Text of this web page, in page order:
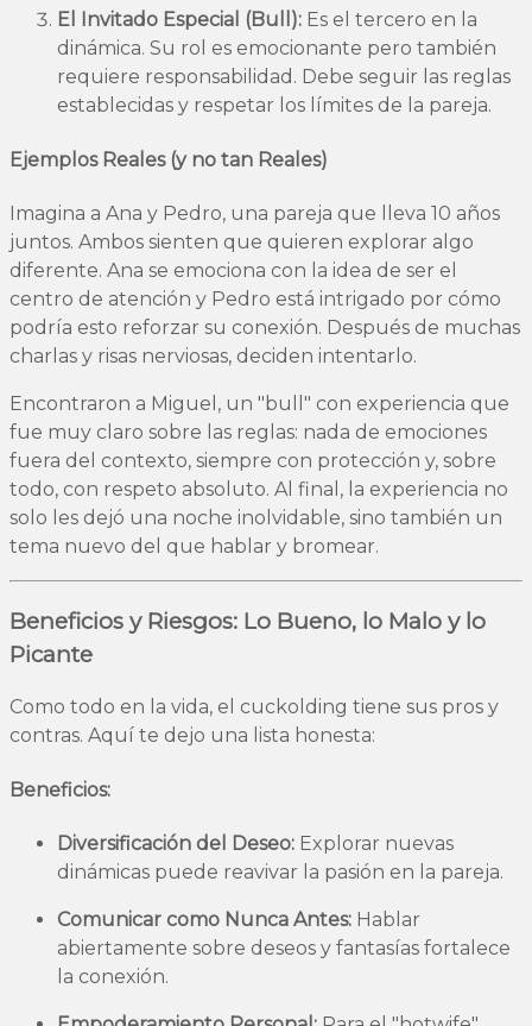
El Invitado Especial (Bull): Es el tercero en la
dinámica. Su rol es emocionante pero también
requiere responsabilidad. Debe seguir las reglas
establecidas y respetar los límites de la pareja.
Ejemplos Reales (y no tan Reales)
Imagina a Ana y Pedro, una pareja que lleva 10 años
juntos. Ambos sienten que quieren explorar algo
diferente. Ana se emociona con la idea de ser el
centro de atención y Pedro está intrigado por cómo
podría esto reforzar su conexión. Después de muchas
charlas y risas nerviosas, deciden intentarlo.
Encontraron a Miguel, un "bull" con experiencia que
fue muy claro sobre las reglas: nada de emociones
fuera del contexto, siempre con protección y, sobre
todo, con respeto absoluto. Al final, la experiencia no
solo les dejó una noche inolvidable, sino también un
tema nuevo del que hablar y bromear.
Beneficios y Riesgos: Lo Bueno, lo Malo y lo
Picante
Como todo en la vida, el cuckolding tiene sus pros y
contras. Aquí te dejo una lista honesta:
Beneficios:
Diversificación del Deseo: Explorar nuevas
dinámicas puede reavivar la pasión en la pareja.
Comunicar como Nunca Antes: Hablar
abiertamente sobre deseos y fantasías fortalece
la conexión.